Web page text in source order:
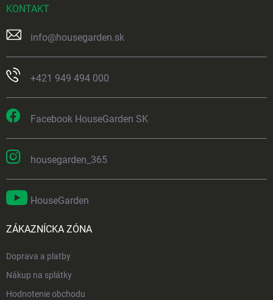
KONTAKT
info@housegarden.sk
+421 949 494 000
Facebook HouseGarden SK
housegarden_365
HouseGarden
ZÁKAZNÍCKA ZÓNA
Doprava a platby
Nákup na splátky
Hodnotenie obchodu